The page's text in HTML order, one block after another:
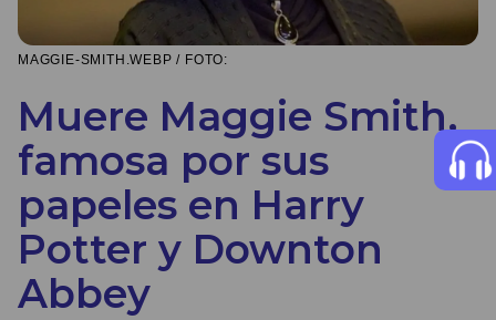
MAGGIE-SMITH.WEBP / FOTO:
Muere Maggie Smith,
famosa por sus
papeles en Harry
Potter y Downton
Abbey